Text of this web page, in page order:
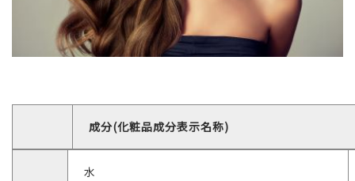
成分(化粧品成分表示名称)
水